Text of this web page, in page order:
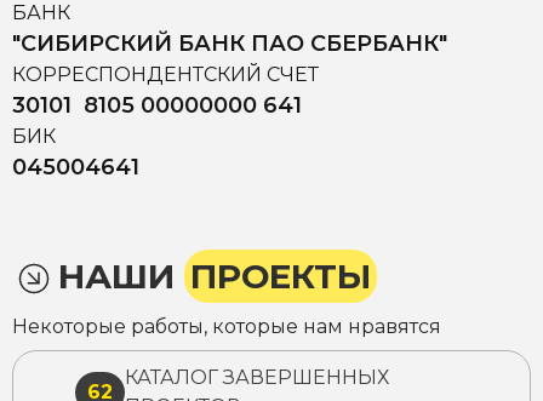
БАНК
"СИБИРСКИЙ БАНК ПАО СБЕРБАНК"
КОРРЕСПОНДЕНТСКИЙ СЧЕТ
30101 8105 00000000 641
БИК
045004641
НАШИ ПРОЕКТЫ
Некоторые работы, которые нам нравятся
62
КАТАЛОГ ЗАВЕРШЕННЫХ